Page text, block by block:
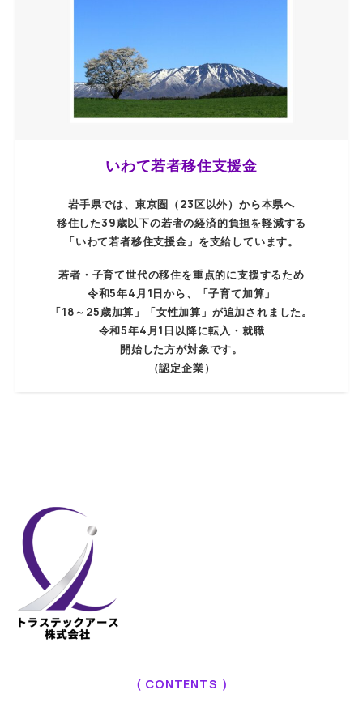
いわて若者移住支援金
岩手県では、東京圏（23区以外）から本県へ
移住した39歳以下の若者の経済的負担を軽減する
「いわて若者移住支援金」を支給しています。
若者・子育て世代の移住を重点的に支援するため
令和5年4月1日から、「子育て加算」
「18～25歳加算」「女性加算」が追加されました。
令和5年4月1日以降に転入・就職
開始した方が対象です。
（認定企業）
（ CONTENTS ）